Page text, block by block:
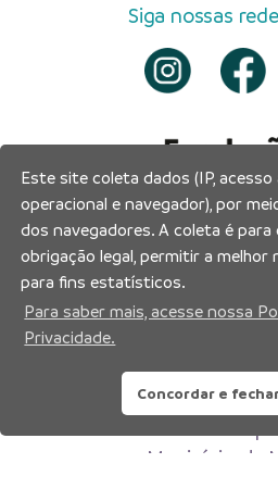
Siga nossas
Prefeitura
Município de
Este site coleta dados (IP, acesso
operacional e navegador), por
dos navegadores. A coleta é para
obrigação legal, permitir a melhor
para fins estatísticos.
Para saber mais, acesse nossa
Privacidade.
Concordar e